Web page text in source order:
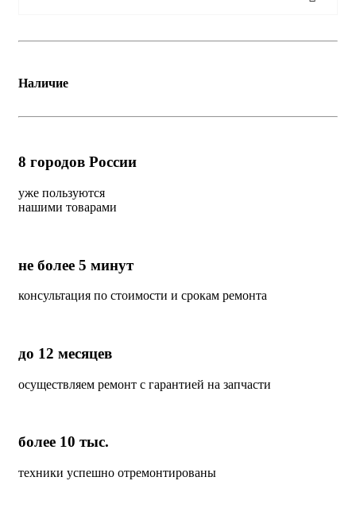
Наличие
8 городов России
уже пользуются
нашими товарами
не более 5 минут
консультация по стоимости и срокам ремонта
до 12 месяцев
осуществляем ремонт с гарантией на запчасти
более 10 тыс.
техники успешно отремонтированы